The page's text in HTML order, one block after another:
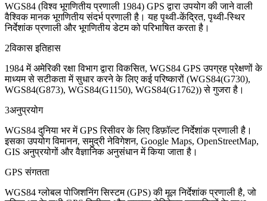
WGS84 (विश्व भूगणितीय प्रणाली 1984) GPS द्वारा उपयोग की जाने वाली
वैश्विक मानक भूगणितीय संदर्भ प्रणाली है। यह पृथ्वी-केंद्रित, पृथ्वी-स्थिर
निर्देशांक प्रणाली और भूगणितीय डेटम को परिभाषित करता है।
2विकास इतिहास
1984 में अमेरिकी रक्षा विभाग द्वारा विकसित, WGS84 GPS उपग्रह प्रेक्षणों के
माध्यम से सटीकता में सुधार करने के लिए कई परिष्कारों (WGS84(G730),
WGS84(G873), WGS84(G1150), WGS84(G1762)) से गुजरा है।
3अनुप्रयोग
WGS84 दुनिया भर में GPS रिसीवर के लिए डिफ़ॉल्ट निर्देशांक प्रणाली है।
इसका उपयोग विमानन, समुद्री नेविगेशन, Google Maps, OpenStreetMap,
GIS अनुप्रयोगों और वैज्ञानिक अनुसंधान में किया जाता है।
GPS संगतता
WGS84 ग्लोबल पोजिशनिंग सिस्टम (GPS) की मूल निर्देशांक प्रणाली है, जो